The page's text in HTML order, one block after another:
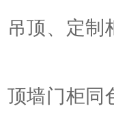
吊顶、定制
顶墙门柜同